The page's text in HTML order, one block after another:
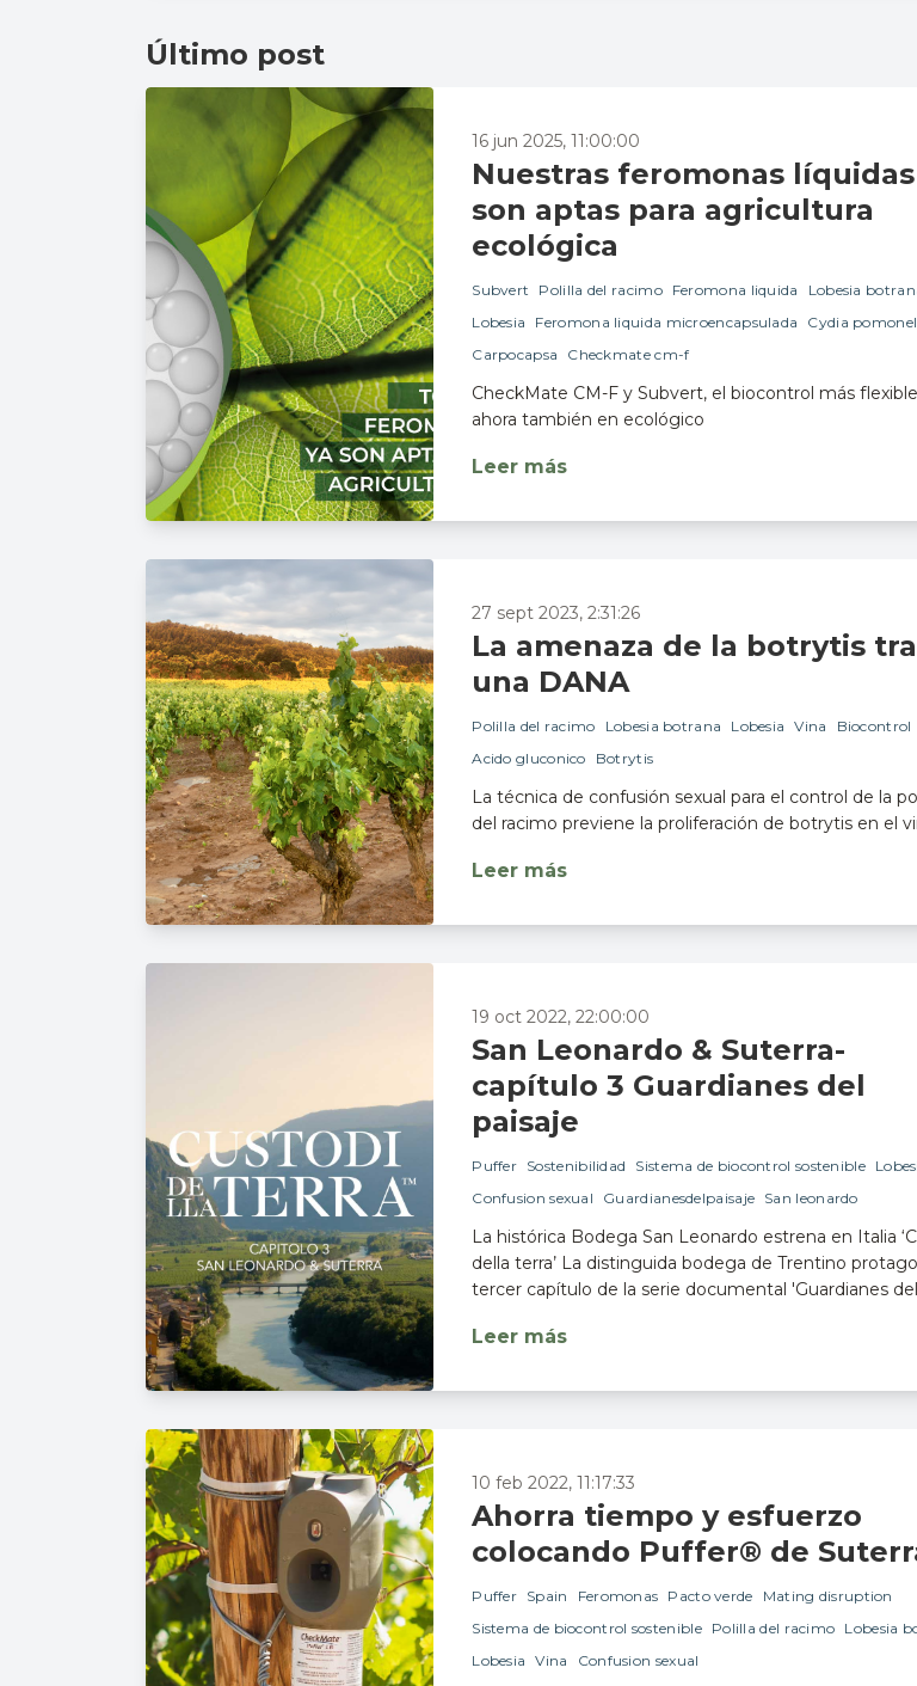
Último post
16 jun 2025, 11:00:00
Nuestras feromonas líquidas
son aptas para agricultura
ecológica
Subvert Polilla del racimo Feromona liquida
Lobesia
Lobesia
Feromona liquida microencapsulada
Cydia
Carpocapsa
Checkmate cm-f
CheckMate CM-F y Subvert, el biocontrol más
ahora también en ecológico
Leer más
27 sept 2023, 2:31:26
La amenaza de la botrytis
una DANA
Polilla del racimo Lobesia botrana Lobesia Vina
Biocontrol
Acido gluconico
Botrytis
La técnica de confusión sexual para el control de la
del racimo previene la proliferación de botrytis en el
Leer más
19 oct 2022, 22:00:00
San Leonardo & Suterra-
capítulo 3 Guardianes del
paisaje
Puffer Sostenibilidad Sistema de biocontrol sostenible
Confusion sexual
Guardianesdelpaisaje San leonardo
La histórica Bodega San Leonardo estrena en Italia
della terra’ La distinguida bodega de Trentino
tercer capítulo de la serie documental 'Guardianes
Leer más
10 feb 2022, 11:17:33
Ahorra tiempo y esfuerzo
colocando Puffer® de
Puffer Spain Feromonas Pacto verde
Mating disruption
Sistema de biocontrol sostenible
Polilla del racimo Lobesia
Lobesia
Vina Confusion sexual